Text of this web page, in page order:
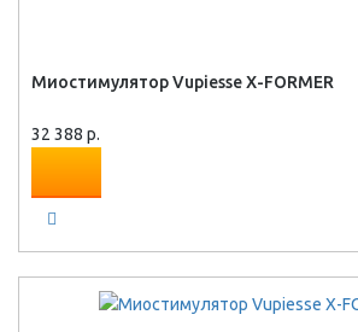
Миостимулятор Vupiesse X-FORMER
32 388 р.